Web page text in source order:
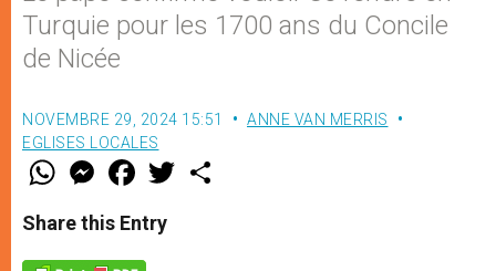
Turquie pour les 1700 ans du Concile
de Nicée
NOVEMBRE 29, 2024 15:51
ANNE VAN MERRIS
EGLISES LOCALES
W
t
s
M
e
s
e
F
a
e
b
w
Share this Entry